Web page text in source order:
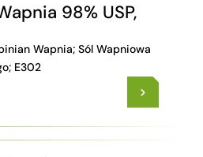
98% USP,
Wapnia; Sól Wapniowa
E302